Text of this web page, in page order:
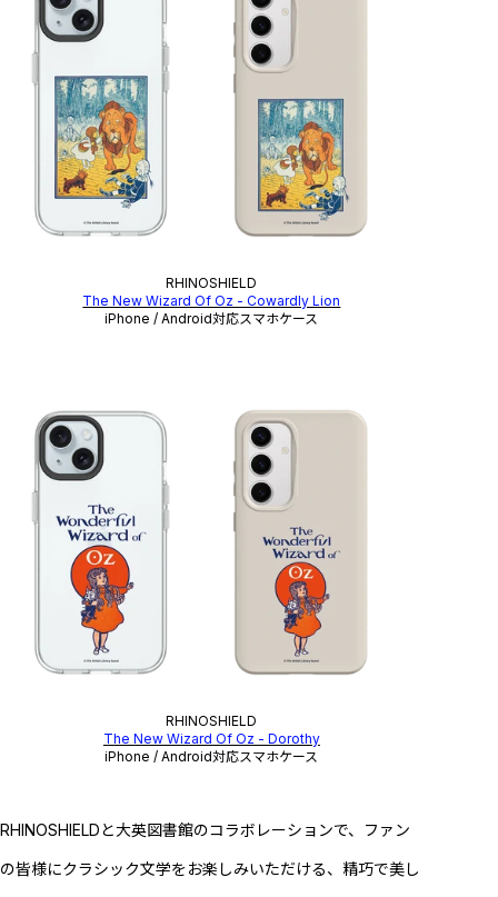
RHINOSHIELD
The New Wizard Of Oz - Cowardly Lion
iPhone / Android対応スマホケース
RHINOSHIELD
The New Wizard Of Oz - Dorothy
iPhone / Android対応スマホケース
RHINOSHIELDと大英図書館のコラボレーションで、ファン
の皆様にクラシック文学をお楽しみいただける、精巧で美し